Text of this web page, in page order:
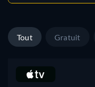
Tout Gratuit